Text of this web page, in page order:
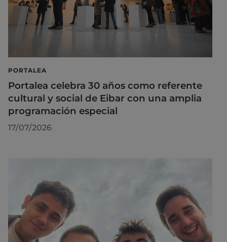
PORTALEA
Portalea celebra 30 años como referente
cultural y social de Eibar con una amplia
programación especial
17/07/2026